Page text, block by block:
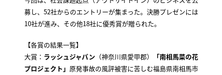
募し、52社からのエントリーが集まった。決勝プレゼンには
10社が進み、その他18社に優秀賞が贈られた。
【各賞の結果一覧】
大賞： ラッシュジャパン （神奈川県愛甲郡）
「南相馬菜の花
プロジェクト」 原発事故の風評被害に苦しむ福島県南相馬市